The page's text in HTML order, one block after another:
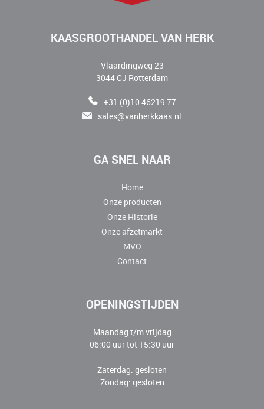
KAASGROOTHANDEL VAN HERK
Vlaardingweg 23
3044 CJ Rotterdam
+31 (0)10 46219 77
sales@vanherkkaas.nl
GA SNEL NAAR
Home
Onze producten
Onze Historie
Onze afzetmarkt
MVO
Contact
OPENINGSTIJDEN
Maandag t/m vrijdag
06:00 uur tot 15:30 uur
Zaterdag: gesloten
Zondag: gesloten